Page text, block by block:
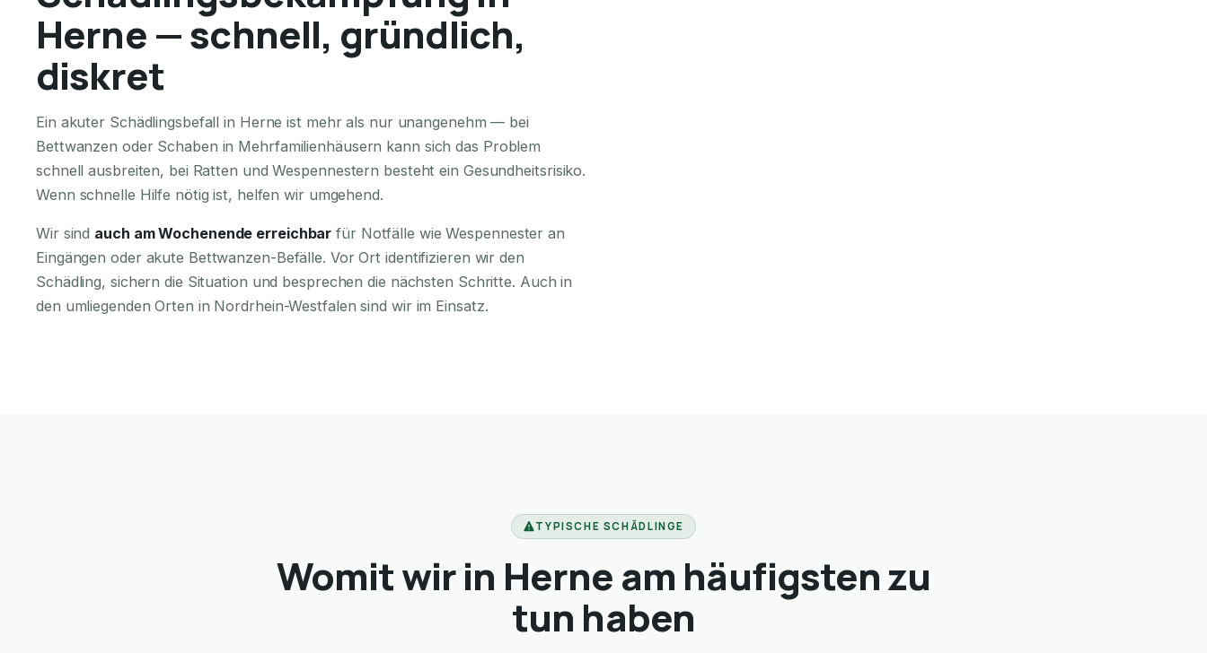
Herne — schnell, gründlich,
diskret
Ein akuter Schädlingsbefall in Herne ist mehr als nur unangenehm — bei
Bettwanzen oder Schaben in Mehrfamilienhäusern kann sich das Problem
schnell ausbreiten, bei Ratten und Wespennestern besteht ein Gesundheitsrisiko.
Wenn schnelle Hilfe nötig ist, helfen wir umgehend.
Wir sind auch am Wochenende erreichbar für Notfälle wie Wespennester an
Eingängen oder akute Bettwanzen-Befälle. Vor Ort identifizieren wir den
Schädling, sichern die Situation und besprechen die nächsten Schritte. Auch in
den umliegenden Orten in Nordrhein-Westfalen sind wir im Einsatz.
TYPISCHE SCHÄDLINGE
Womit wir in Herne am häufigsten zu
tun haben